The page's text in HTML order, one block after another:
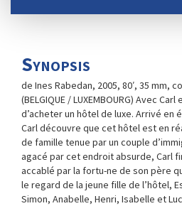
Synopsis
de Ines Rabedan, 2005, 80′, 35 mm,
(BELGIQUE / LUXEMBOURG) Avec
d’acheter un hôtel de luxe. Arrivé en
Carl découvre que cet hôtel est en
de famille tenue par un couple
agacé par cet endroit absurde, Carl
accablé par la fortu-ne de son père
le regard de la jeune fille de l’hôtel,
Simon, Anabelle, Henri, Isabelle et